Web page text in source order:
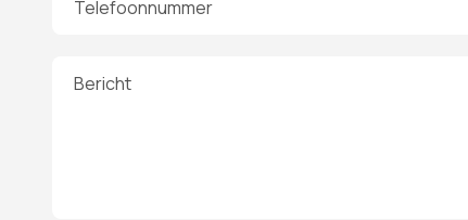
Telefoonnummer
Bericht